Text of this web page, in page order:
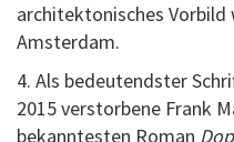
architektonisches Vorbild
Amsterdam.
4. Als bedeutendster
2015 verstorbene Frank
bekanntesten Roman